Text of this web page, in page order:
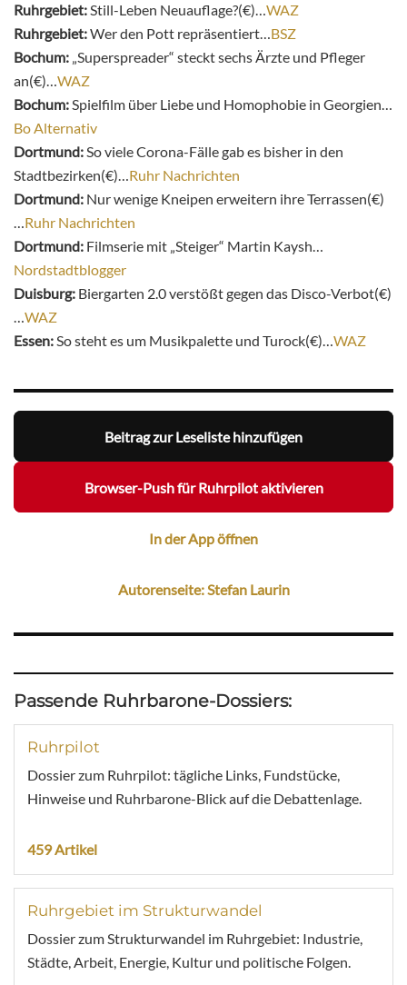
Ruhrgebiet:Still-Leben Neuauflage?(€)…WAZ
Ruhrgebiet:Wer den Pott repräsentiert…BSZ
Bochum: „Superspreader“ steckt sechs Ärzte und Pfleger
an(€)…WAZ
Bochum:Spielfilm über Liebe und Homophobie in Georgien…
Bo Alternativ
Dortmund:So viele Corona-Fälle gab es bisher in den
Stadtbezirken(€)…Ruhr Nachrichten
Dortmund: Nur wenige Kneipen erweitern ihre Terrassen(€)
…Ruhr Nachrichten
Dortmund: Filmserie mit „Steiger“ Martin Kaysh…
Nordstadtblogger
Duisburg: Biergarten 2.0 verstößt gegen das Disco-Verbot(€)
…WAZ
Essen:So steht es um Musikpalette und Turock(€)…WAZ
Beitrag zur Leseliste hinzufügen
Browser-Push für Ruhrpilot aktivieren
In der App öffnen
Autorenseite: Stefan Laurin
Passende Ruhrbarone-Dossiers:
Ruhrpilot
Dossier zum Ruhrpilot: tägliche Links, Fundstücke,
Hinweise und Ruhrbarone-Blick auf die Debattenlage.
459 Artikel
Ruhrgebiet im Strukturwandel
Dossier zum Strukturwandel im Ruhrgebiet: Industrie,
Städte, Arbeit, Energie, Kultur und politische Folgen.